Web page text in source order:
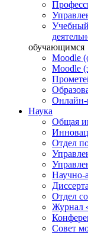
обучающимся
Moodle
Moodle
Наука
Общая
Отдел
Научно-
Отдел
Журнал
Совет